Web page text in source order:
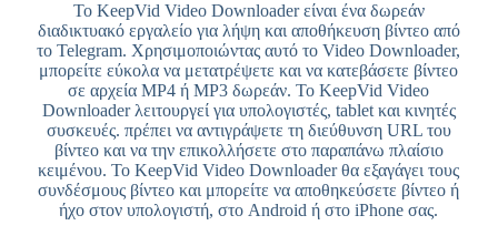
Το KeepVid Video Downloader είναι ένα δωρεάν
διαδικτυακό εργαλείο για λήψη και αποθήκευση βίντεο από
το Telegram. Χρησιμοποιώντας αυτό το Video Downloader,
μπορείτε εύκολα να μετατρέψετε και να κατεβάσετε βίντεο
σε αρχεία MP4 ή MP3 δωρεάν. Το KeepVid Video
Downloader λειτουργεί για υπολογιστές, tablet και κινητές
συσκευές. πρέπει να αντιγράψετε τη διεύθυνση URL του
βίντεο και να την επικολλήσετε στο παραπάνω πλαίσιο
κειμένου. Το KeepVid Video Downloader θα εξαγάγει τους
συνδέσμους βίντεο και μπορείτε να αποθηκεύσετε βίντεο ή
ήχο στον υπολογιστή, στο Android ή στο iPhone σας.